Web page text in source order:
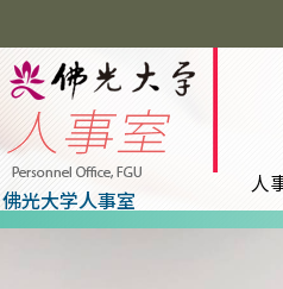
佛光大学人事室
::: 人